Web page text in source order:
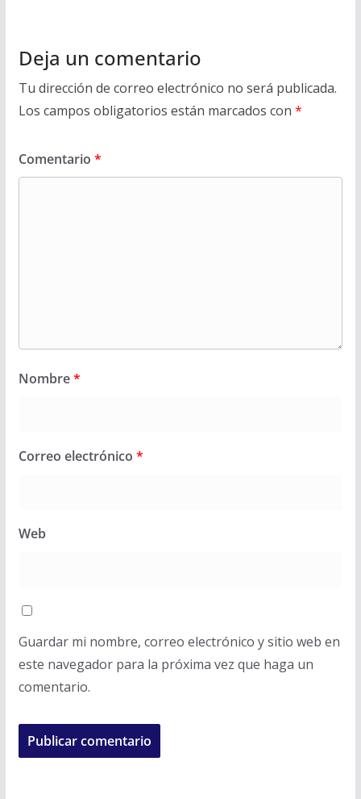
Deja un comentario
Tu dirección de correo electrónico no será publicada.
Los campos obligatorios están marcados con *
Comentario *
Nombre*
Correo electrónico *
Web
Guardar mi nombre, correo electrónico y sitio web en
este navegador para la próxima vez que haga un
comentario.